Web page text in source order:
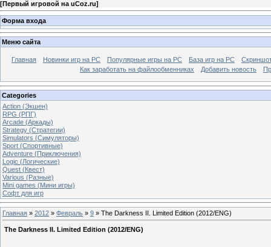
[Первый игровой на uCoz.ru]
Форма входа
Меню сайта
Главная Новинки игр на PC Популярные игры на PC База игр на РС
Как заработать на файлообменниках
Добавить новость
Categories
Action (Экшен)
RPG (РПГ)
Arcade (Аркады)
Strategy (Стратегии)
Simulators (Симуляторы)
Sport (Спортивные)
Adventure (Приключения)
Logic (Логические)
Quest (Квест)
Various (Разные)
Mini games (Мини игры)
Софт для игр
Главная » 2012 » Февраль » 9 » The Darkness II. Limited Edition (2012/ENG)
The Darkness II. Limited Edition (2012/ENG)